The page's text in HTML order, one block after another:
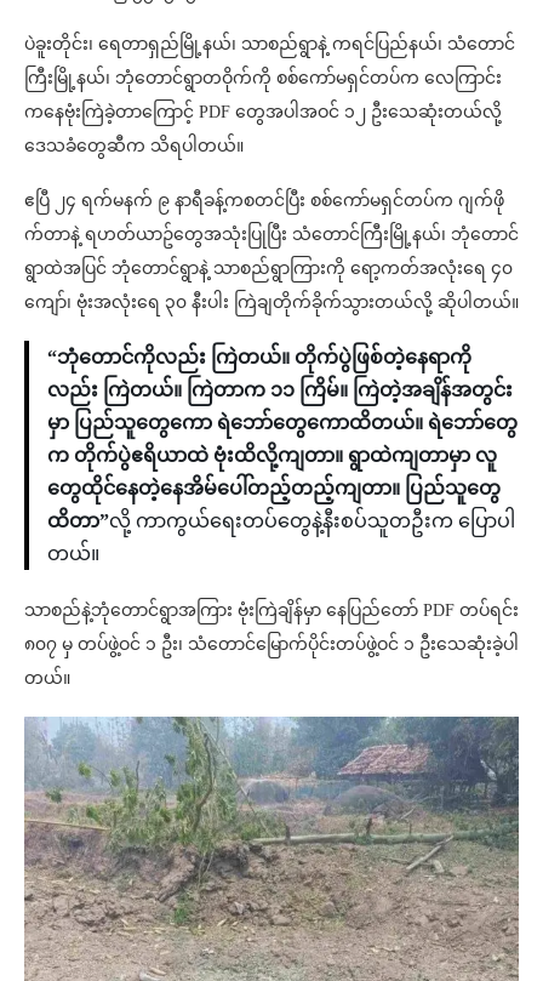
ပဲခူးတိုင်း၊ ရေတာရှည်မြို့နယ်၊ သာစည်ရွာနဲ့ ကရင်ပြည်နယ်၊ သံတောင်
ကြီးမြို့နယ်၊ ဘုံတောင်ရွာတဝိုက်ကို စစ်ကော်မရှင်တပ်က လေကြာင်း
ကနေဗုံးကြဲခဲ့တာကြောင့် PDF တွေအပါအဝင် ၁၂ ဦးသေဆုံးတယ်လို့
ဒေသခံတွေဆီက သိရပါတယ်။
ဧပြီ ၂၄ ရက်မနက် ၉ နာရီခန့်ကစတင်ပြီး စစ်ကော်မရှင်တပ်က ဂျက်ဖို
က်တာနဲ့ ရဟတ်ယာဥ်တွေအသုံးပြုပြီး သံတောင်ကြီးမြို့နယ်၊ ဘုံတောင်
ရွာထဲအပြင် ဘုံတောင်ရွာနဲ့ သာစည်ရွာကြားကို ရော့ကတ်အလုံးရေ ၄၀
ကျော်၊ ဗုံးအလုံးရေ ၃၀ နီးပါး ကြဲချတိုက်ခိုက်သွားတယ်လို့ ဆိုပါတယ်။
“ဘုံတောင်ကိုလည်း ကြဲတယ်။ တိုက်ပွဲဖြစ်တဲ့နေရာကို
လည်း ကြဲတယ်။ ကြဲတာက ၁၁ ကြိမ်။ ကြဲတဲ့အချိန်အတွင်း
မှာ ပြည်သူတွေကော ရဲဘော်တွေကောထိတယ်။ ရဲဘော်တွေ
က တိုက်ပွဲဧရိယာထဲ ဗုံးထိလို့ကျတာ။ ရွာထဲကျတာမှာ လူ
တွေထိုင်နေတဲ့နေအိမ်ပေါ်တည့်တည့်ကျတာ။ ပြည်သူတွေ
ထိတာ”လို့ ကာကွယ်ရေးတပ်တွေနဲ့နီးစပ်သူတဦးက ပြောပါ
တယ်။
သာစည်နဲ့ဘုံတောင်ရွာအကြား ဗုံးကြဲချိန်မှာ နေပြည်တော် PDF တပ်ရင်း
၈၀၇ မှ တပ်ဖွဲ့ဝင် ၁ ဦး၊ သံတောင်မြောက်ပိုင်းတပ်ဖွဲ့ဝင် ၁ ဦးသေဆုံးခဲ့ပါ
တယ်။